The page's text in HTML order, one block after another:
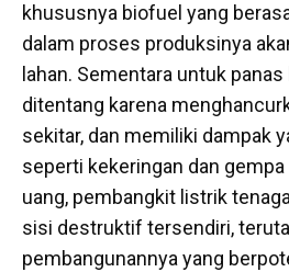
khususnya biofuel yang
dalam proses produksinya
lahan. Sementara untuk
ditentang karena
sekitar, dan memiliki dampak
seperti kekeringan dan
uang, pembangkit listrik
sisi destruktif tersendiri,
pembangunannya yang